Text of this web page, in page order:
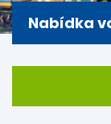
Nabídka